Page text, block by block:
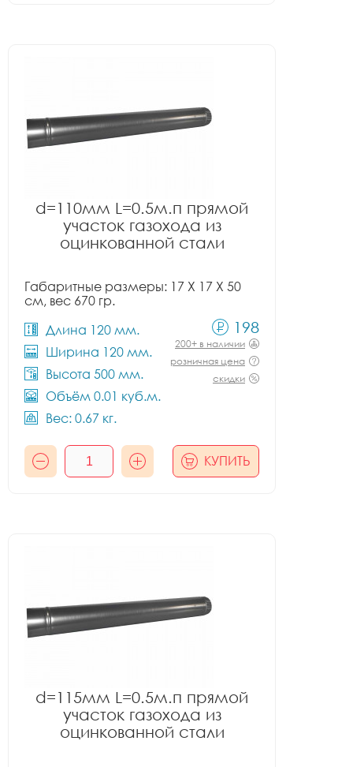
d=110мм L=0.5м.п прямой
участок газохода из
оцинкованной стали
Габаритные размеры: 17 X 17 X 50
см, вес 670 гр.
Длина 120 мм.
Ширина 120 мм.
Высота 500 мм.
Объём 0.01 куб.м.
Вес: 0.67 кг.
198
200+ в наличии
розничная цена
скидки
КУПИТЬ
d=115мм L=0.5м.п прямой
участок газохода из
оцинкованной стали